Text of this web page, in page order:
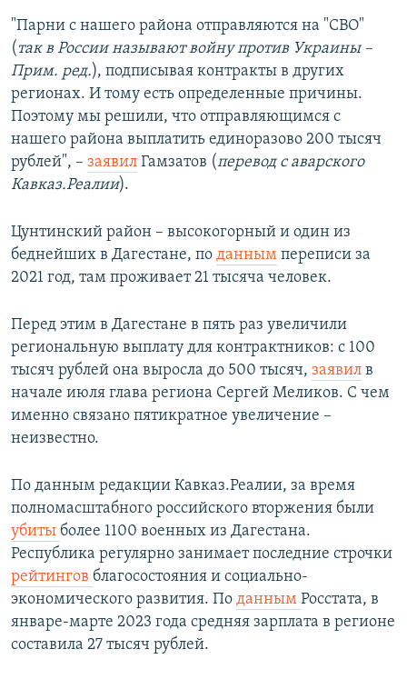
"Парни с нашего района отправляются на "СВО"
( так в России называют войну против Украины –
Прим. ред.), подписывая контракты в других
регионах. И тому есть определенные причины.
Поэтому мы решили, что отправляющимся с
нашего района выплатить единоразово 200 тысяч
рублей", – заявил Гамзатов (перевод с аварского
Кавказ.Реалии).
Цунтинский район – высокогорный и один из
беднейших в Дагестане, по данным переписи за
2021 год, там проживает 21 тысяча человек.
Перед этим в Дагестане в пять раз увеличили
региональную выплату для контрактников: с 100
тысяч рублей она выросла до 500 тысяч, заявил в
начале июля глава региона Сергей Меликов. С чем
именно связано пятикратное увеличение –
неизвестно.
По данным редакции Кавказ.Реалии, за время
полномасштабного российского вторжения были
убиты более 1100 военных из Дагестана.
Республика регулярно занимает последние строчки
рейтингов благосостояния и социально-
экономического развития. По данным Росстата, в
январе-марте 2023 года средняя зарплата в регионе
составила 27 тысяч рублей.